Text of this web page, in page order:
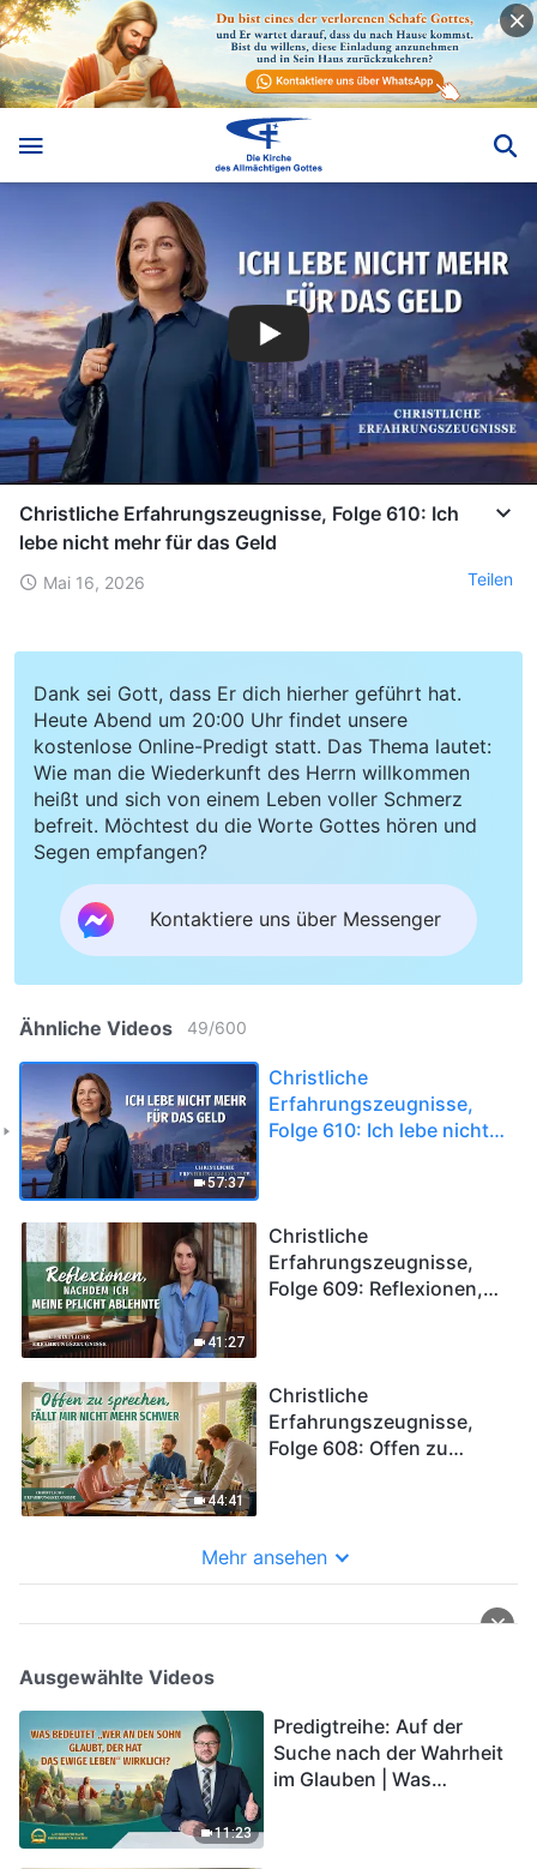
Christliche Erfahrungszeugnisse, Folge 610: Ich
lebe nicht mehr für das Geld
Mai 16, 2026 Teilen
Dank sei Gott, dass Er dich hierher geführt hat.
Heute Abend um 20:00 Uhr findet unsere
kostenlose Online-Predigt statt. Das Thema lautet:
Wie man die Wiederkunft des Herrn willkommen
heißt und sich von einem Leben voller Schmerz
befreit. Möchtest du die Worte Gottes hören und
Segen empfangen?
Kontaktiere uns über Messenger
Ähnliche Videos 49/600
57:37
Christliche
Erfahrungszeugnisse,
Folge 610: Ich lebe nicht
41:27
Christliche
Erfahrungszeugnisse,
Folge 609: Reflexionen,
44:41
Christliche
Erfahrungszeugnisse,
Folge 608: Offen zu
Mehr ansehen
Ausgewählte Videos
11:23
Predigtreihe: Auf der
Suche nach der Wahrheit
im Glauben | Was